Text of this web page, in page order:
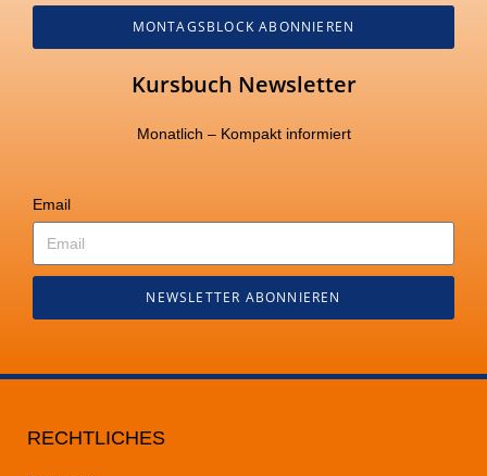
MONTAGSBLOCK ABONNIEREN
Kursbuch Newsletter
Monatlich – Kompakt informiert
Email
NEWSLETTER ABONNIEREN
RECHTLICHES